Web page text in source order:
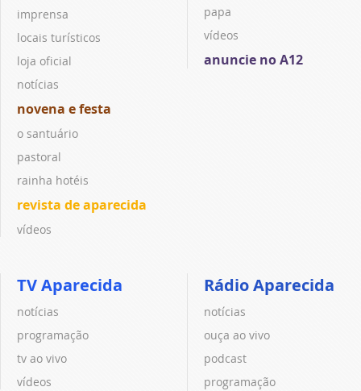
imprensa
locais turísticos
loja oficial
notícias
novena e festa
o santuário
pastoral
rainha hotéis
revista de aparecida
vídeos
papa
vídeos
anuncie no A12
TV Aparecida
notícias
programação
tv ao vivo
vídeos
Rádio Aparecida
notícias
ouça ao vivo
podcast
programação